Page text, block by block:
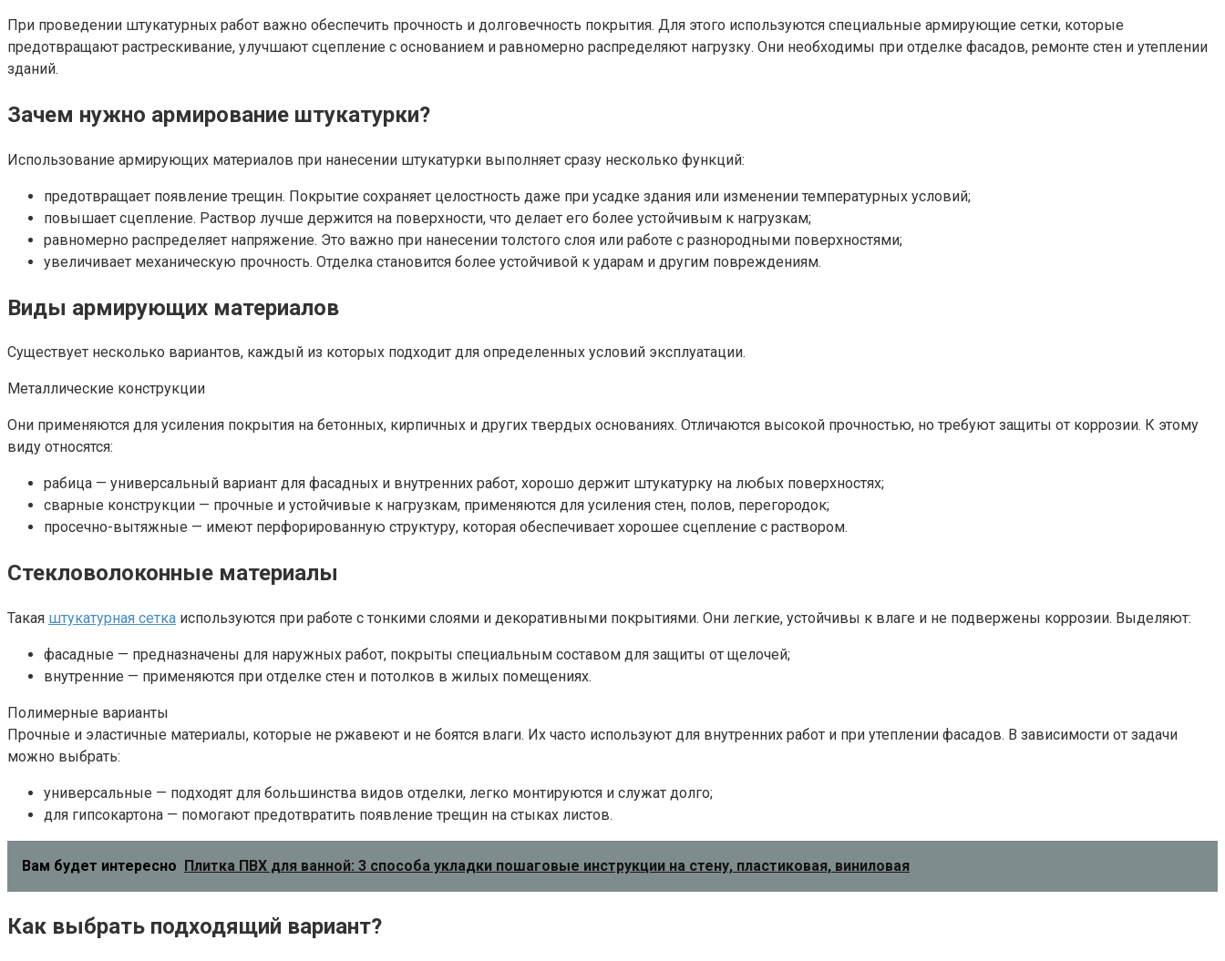
При проведении штукатурных работ важно обеспечить прочность и долговечность покрытия. Для этого используются специальные армирующие сетки, которые
предотвращают растрескивание, улучшают сцепление с основанием и равномерно распределяют нагрузку. Они необходимы при отделке фасадов, ремонте стен и утеплении
зданий.
Зачем нужно армирование штукатурки?
Использование армирующих материалов при нанесении штукатурки выполняет сразу несколько функций:
предотвращает появление трещин. Покрытие сохраняет целостность даже при усадке здания или изменении температурных условий;
повышает сцепление. Раствор лучше держится на поверхности, что делает его более устойчивым к нагрузкам;
равномерно распределяет напряжение. Это важно при нанесении толстого слоя или работе с разнородными поверхностями;
увеличивает механическую прочность. Отделка становится более устойчивой к ударам и другим повреждениям.
Виды армирующих материалов
Существует несколько вариантов, каждый из которых подходит для определенных условий эксплуатации.
Металлические конструкции
Они применяются для усиления покрытия на бетонных, кирпичных и других твердых основаниях. Отличаются высокой прочностью, но требуют защиты от коррозии. К этому
виду относятся:
рабица — универсальный вариант для фасадных и внутренних работ, хорошо держит штукатурку на любых поверхностях;
сварные конструкции — прочные и устойчивые к нагрузкам, применяются для усиления стен, полов, перегородок;
просечно-вытяжные — имеют перфорированную структуру, которая обеспечивает хорошее сцепление с раствором.
Стекловолоконные материалы
Такая штукатурная сетка используются при работе с тонкими слоями и декоративными покрытиями. Они легкие, устойчивы к влаге и не подвержены коррозии. Выделяют:
фасадные — предназначены для наружных работ, покрыты специальным составом для защиты от щелочей;
внутренние — применяются при отделке стен и потолков в жилых помещениях.
Полимерные варианты
Прочные и эластичные материалы, которые не ржавеют и не боятся влаги. Их часто используют для внутренних работ и при утеплении фасадов. В зависимости от задачи
можно выбрать:
универсальные — подходят для большинства видов отделки, легко монтируются и служат долго;
для гипсокартона — помогают предотвратить появление трещин на стыках листов.
Вам будет интересно Плитка ПВХ для ванной: 3 способа укладки пошаговые инструкции на стену, пластиковая, виниловая
Как выбрать подходящий вариант?